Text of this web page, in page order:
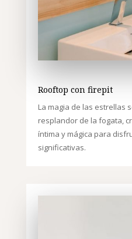
Rooftop con firepit
La magia de las estrellas
resplandor de la fogata,
íntima y mágica para
significativas.